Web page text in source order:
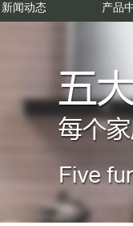
新闻动态 产品